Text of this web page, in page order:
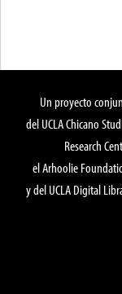
Un proyecto
del UCLA Chicano
Research
el Arhoolie
y del UCLA Digital